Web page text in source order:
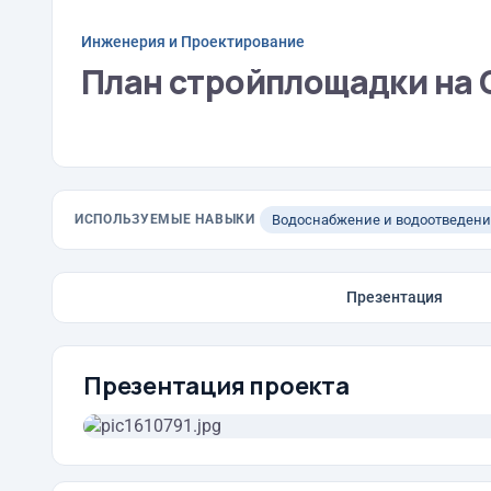
Инженерия и Проектирование
План стройплощадки на
ИСПОЛЬЗУЕМЫЕ НАВЫКИ Водоснабжение и
Презентация
Презентация проекта